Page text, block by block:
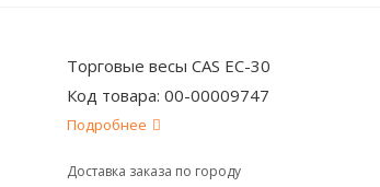
Торговые весы CAS EC-30
Код товара: 00-00009747
Подробнее
Доставка заказа по городу